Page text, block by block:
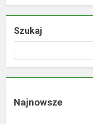
Szukaj
Najnowsze